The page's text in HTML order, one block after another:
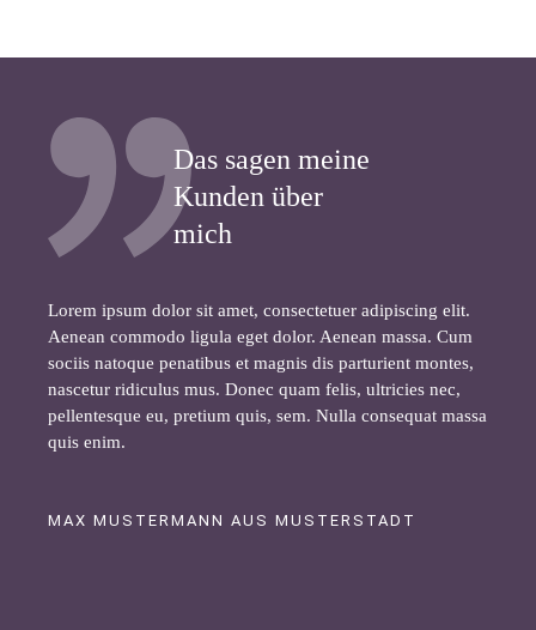
Das sagen meine
Kunden über
mich
Lorem ipsum dolor sit amet, consectetuer adipiscing elit.
Aenean commodo ligula eget dolor. Aenean massa. Cum
sociis natoque penatibus et magnis dis parturient montes,
nascetur ridiculus mus. Donec quam felis, ultricies nec,
pellentesque eu, pretium quis, sem. Nulla consequat massa
quis enim.
MAX MUSTERMANN AUS MUSTERSTADT